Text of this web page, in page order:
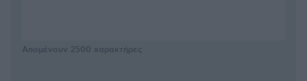
Απομένουν 2500 χαρακτήρες